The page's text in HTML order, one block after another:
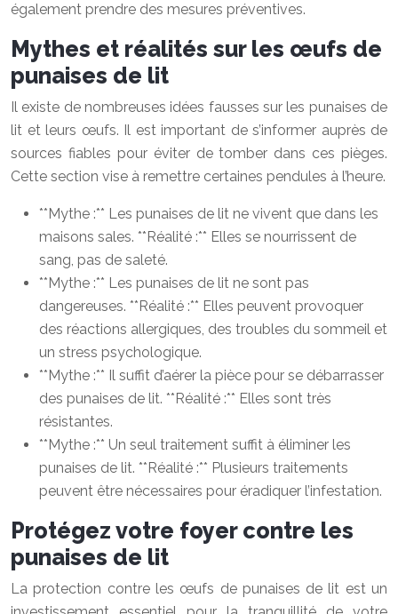
également prendre des mesures préventives.
Mythes et réalités sur les œufs de
punaises de lit
Il existe de nombreuses idées fausses sur les punaises de
lit et leurs œufs. Il est important de s’informer auprès de
sources fiables pour éviter de tomber dans ces pièges.
Cette section vise à remettre certaines pendules à l’heure.
**Mythe :** Les punaises de lit ne vivent que dans les
maisons sales. **Réalité :** Elles se nourrissent de
sang, pas de saleté.
**Mythe :** Les punaises de lit ne sont pas
dangereuses. **Réalité :** Elles peuvent provoquer
des réactions allergiques, des troubles du sommeil et
un stress psychologique.
**Mythe :** Il suffit d’aérer la pièce pour se débarrasser
des punaises de lit. **Réalité :** Elles sont très
résistantes.
**Mythe :** Un seul traitement suffit à éliminer les
punaises de lit. **Réalité :** Plusieurs traitements
peuvent être nécessaires pour éradiquer l’infestation.
Protégez votre foyer contre les
punaises de lit
La protection contre les œufs de punaises de lit est un